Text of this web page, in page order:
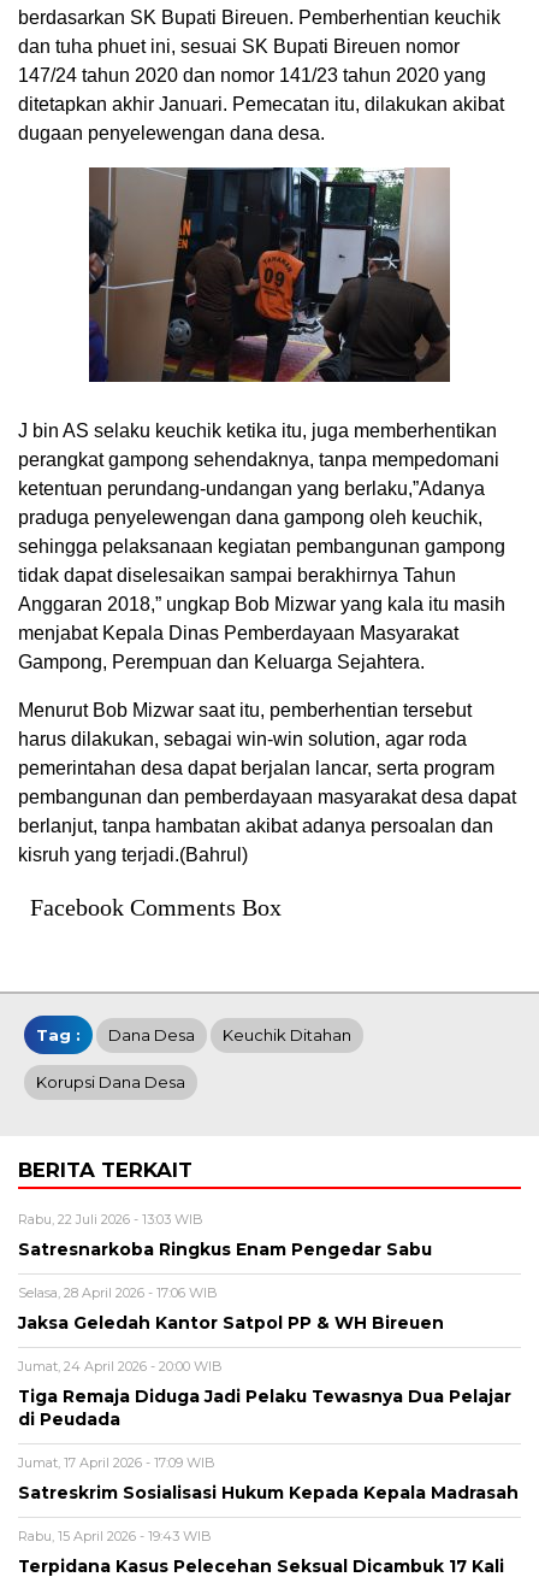
berdasarkan SK Bupati Bireuen. Pemberhentian keuchik
dan tuha phuet ini, sesuai SK Bupati Bireuen nomor
147/24 tahun 2020 dan nomor 141/23 tahun 2020 yang
ditetapkan akhir Januari. Pemecatan itu, dilakukan akibat
dugaan penyelewengan dana desa.
J bin AS selaku keuchik ketika itu, juga memberhentikan
perangkat gampong sehendaknya, tanpa mempedomani
ketentuan perundang-undangan yang berlaku,”Adanya
praduga penyelewengan dana gampong oleh keuchik,
sehingga pelaksanaan kegiatan pembangunan gampong
tidak dapat diselesaikan sampai berakhirnya Tahun
Anggaran 2018,” ungkap Bob Mizwar yang kala itu masih
menjabat Kepala Dinas Pemberdayaan Masyarakat
Gampong, Perempuan dan Keluarga Sejahtera.
Menurut Bob Mizwar saat itu, pemberhentian tersebut
harus dilakukan, sebagai win-win solution, agar roda
pemerintahan desa dapat berjalan lancar, serta program
pembangunan dan pemberdayaan masyarakat desa dapat
berlanjut, tanpa hambatan akibat adanya persoalan dan
kisruh yang terjadi.(Bahrul)
Facebook Comments Box
Tag : Dana Desa Keuchik Ditahan
Korupsi Dana Desa
BERITA TERKAIT
Rabu, 22 Juli 2026 - 13:03 WIB
Satresnarkoba Ringkus Enam Pengedar Sabu
Selasa, 28 April 2026 - 17:06 WIB
Jaksa Geledah Kantor Satpol PP & WH Bireuen
Jumat, 24 April 2026 - 20:00 WIB
Tiga Remaja Diduga Jadi Pelaku Tewasnya Dua Pelajar
di Peudada
Jumat, 17 April 2026 - 17:09 WIB
Satreskrim Sosialisasi Hukum Kepada Kepala Madrasah
Rabu, 15 April 2026 - 19:43 WIB
Terpidana Kasus Pelecehan Seksual Dicambuk 17 Kali